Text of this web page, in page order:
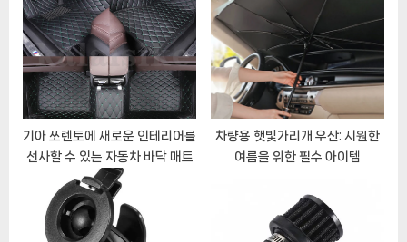
비디오, 자동차 운전 녹음기, 신제
품
기아 쏘렌토에 새로운 인테리어를
선사할 수 있는 자동차 바닥 매트
차량용 햇빛가리개 우산: 시원한
여름을 위한 필수 아이템